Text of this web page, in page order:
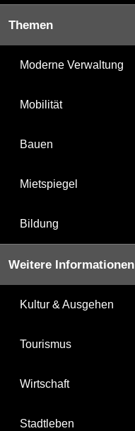
Themen
Moderne Verwaltung
Mobilität
Bauen
Mietspiegel
Bildung
Weitere Informationen
Kultur & Ausgehen
Tourismus
Wirtschaft
Stadtleben